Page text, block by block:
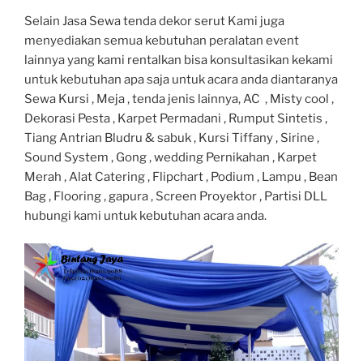
Selain Jasa Sewa tenda dekor serut Kami juga
menyediakan semua kebutuhan peralatan event
lainnya yang kami rentalkan bisa konsultasikan kekami
untuk kebutuhan apa saja untuk acara anda diantaranya
Sewa Kursi , Meja , tenda jenis lainnya, AC , Misty cool ,
Dekorasi Pesta , Karpet Permadani , Rumput Sintetis ,
Tiang Antrian Bludru & sabuk , Kursi Tiffany , Sirine ,
Sound System , Gong , wedding Pernikahan , Karpet
Merah , Alat Catering , Flipchart , Podium , Lampu , Bean
Bag , Flooring , gapura , Screen Proyektor , Partisi DLL
hubungi kami untuk kebutuhan acara anda.